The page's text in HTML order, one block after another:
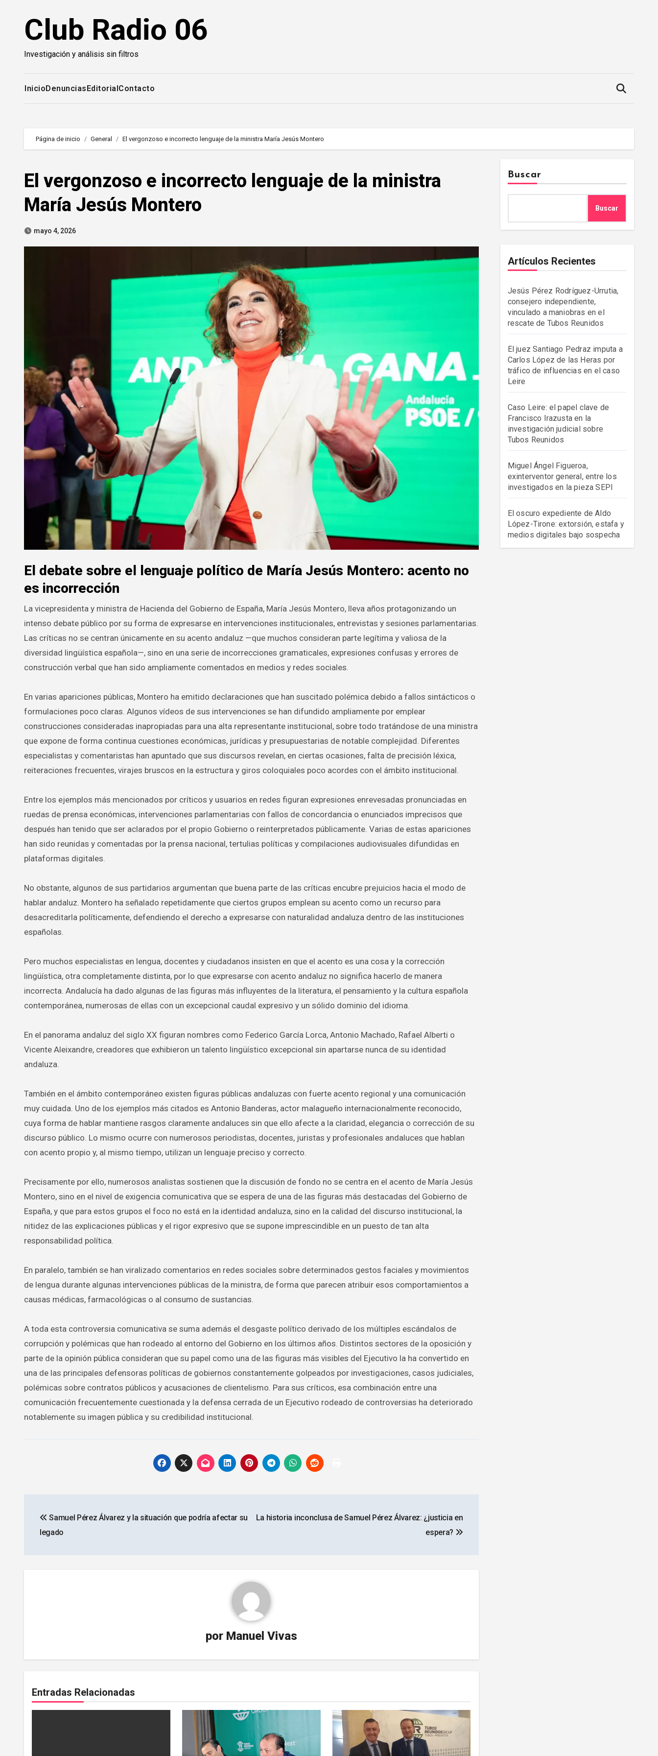
contenidoClub Radio 06
Investigación y análisis sin filtros
InicioDenunciasEditorialContacto
Página de inicio General El vergonzoso e incorrecto lenguaje de la ministra María Jesús Montero
El vergonzoso e incorrecto lenguaje de la ministra
María Jesús Montero
mayo 4, 2026
El debate sobre el lenguaje político de María Jesús Montero: acento no
es incorrección
La vicepresidenta y ministra de Hacienda del Gobierno de España, María Jesús Montero, lleva años protagonizando un
intenso debate público por su forma de expresarse en intervenciones institucionales, entrevistas y sesiones parlamentarias.
Las críticas no se centran únicamente en su acento andaluz —que muchos consideran parte legítima y valiosa de la
diversidad lingüística española—, sino en una serie de incorrecciones gramaticales, expresiones confusas y errores de
construcción verbal que han sido ampliamente comentados en medios y redes sociales.
En varias apariciones públicas, Montero ha emitido declaraciones que han suscitado polémica debido a fallos sintácticos o
formulaciones poco claras. Algunos vídeos de sus intervenciones se han difundido ampliamente por emplear
construcciones consideradas inapropiadas para una alta representante institucional, sobre todo tratándose de una ministra
que expone de forma continua cuestiones económicas, jurídicas y presupuestarias de notable complejidad. Diferentes
especialistas y comentaristas han apuntado que sus discursos revelan, en ciertas ocasiones, falta de precisión léxica,
reiteraciones frecuentes, virajes bruscos en la estructura y giros coloquiales poco acordes con el ámbito institucional.
Entre los ejemplos más mencionados por críticos y usuarios en redes figuran expresiones enrevesadas pronunciadas en
ruedas de prensa económicas, intervenciones parlamentarias con fallos de concordancia o enunciados imprecisos que
después han tenido que ser aclarados por el propio Gobierno o reinterpretados públicamente. Varias de estas apariciones
han sido reunidas y comentadas por la prensa nacional, tertulias políticas y compilaciones audiovisuales difundidas en
plataformas digitales.
No obstante, algunos de sus partidarios argumentan que buena parte de las críticas encubre prejuicios hacia el modo de
hablar andaluz. Montero ha señalado repetidamente que ciertos grupos emplean su acento como un recurso para
desacreditarla políticamente, defendiendo el derecho a expresarse con naturalidad andaluza dentro de las instituciones
españolas.
Pero muchos especialistas en lengua, docentes y ciudadanos insisten en que el acento es una cosa y la corrección
lingüística, otra completamente distinta, por lo que expresarse con acento andaluz no significa hacerlo de manera
incorrecta. Andalucía ha dado algunas de las figuras más influyentes de la literatura, el pensamiento y la cultura española
contemporánea, numerosas de ellas con un excepcional caudal expresivo y un sólido dominio del idioma.
En el panorama andaluz del siglo XX figuran nombres como Federico García Lorca, Antonio Machado, Rafael Alberti o
Vicente Aleixandre, creadores que exhibieron un talento lingüístico excepcional sin apartarse nunca de su identidad
andaluza.
También en el ámbito contemporáneo existen figuras públicas andaluzas con fuerte acento regional y una comunicación
muy cuidada. Uno de los ejemplos más citados es Antonio Banderas, actor malagueño internacionalmente reconocido,
cuya forma de hablar mantiene rasgos claramente andaluces sin que ello afecte a la claridad, elegancia o corrección de su
discurso público. Lo mismo ocurre con numerosos periodistas, docentes, juristas y profesionales andaluces que hablan
con acento propio y, al mismo tiempo, utilizan un lenguaje preciso y correcto.
Precisamente por ello, numerosos analistas sostienen que la discusión de fondo no se centra en el acento de María Jesús
Montero, sino en el nivel de exigencia comunicativa que se espera de una de las figuras más destacadas del Gobierno de
España, y que para estos grupos el foco no está en la identidad andaluza, sino en la calidad del discurso institucional, la
nitidez de las explicaciones públicas y el rigor expresivo que se supone imprescindible en un puesto de tan alta
responsabilidad política.
En paralelo, también se han viralizado comentarios en redes sociales sobre determinados gestos faciales y movimientos
de lengua durante algunas intervenciones públicas de la ministra, de forma que parecen atribuir esos comportamientos a
causas médicas, farmacológicas o al consumo de sustancias.
A toda esta controversia comunicativa se suma además el desgaste político derivado de los múltiples escándalos de
corrupción y polémicas que han rodeado al entorno del Gobierno en los últimos años. Distintos sectores de la oposición y
parte de la opinión pública consideran que su papel como una de las figuras más visibles del Ejecutivo la ha convertido en
una de las principales defensoras políticas de gobiernos constantemente golpeados por investigaciones, casos judiciales,
polémicas sobre contratos públicos y acusaciones de clientelismo. Para sus críticos, esa combinación entre una
comunicación frecuentemente cuestionada y la defensa cerrada de un Ejecutivo rodeado de controversias ha deteriorado
notablemente su imagen pública y su credibilidad institucional.
de
Samuel Pérez Álvarez y la situación que podría afectar su
legado
La historia inconclusa de Samuel Pérez Álvarez: ¿justicia en
espera?
por Manuel Vivas
Entradas Relacionadas
Buscar
Buscar
Artículos Recientes
Jesús Pérez Rodríguez-Urrutia,
consejero independiente,
vinculado a maniobras en el
rescate de Tubos Reunidos
El juez Santiago Pedraz imputa a
Carlos López de las Heras por
tráfico de influencias en el caso
Leire
Caso Leire: el papel clave de
Francisco Irazusta en la
investigación judicial sobre
Tubos Reunidos
Miguel Ángel Figueroa,
exinterventor general, entre los
investigados en la pieza SEPI
El oscuro expediente de Aldo
López-Tirone: extorsión, estafa y
medios digitales bajo sospecha